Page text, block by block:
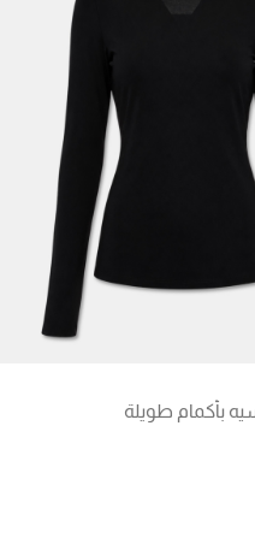
بأكمام طويلة